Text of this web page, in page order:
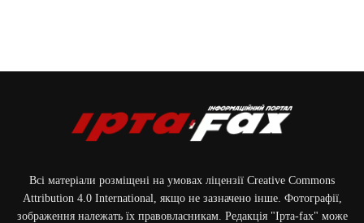
Всі матеріали розміщені на умовах ліцензії Creative Commons
Attribution 4.0 International, якщо не зазначено інше. Фотографії,
зображення належать їх правовласникам. Редакція "Ірта-fax" може